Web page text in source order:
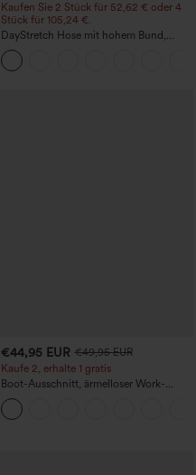
Kaufen Sie 2 Stück für 52,62 € oder 4
Stück für 105,24 €.
DayStretch Hose mit hohem Bund,
Barrel-Leg und Taschen
€44,95 EUR €49,95 EUR
Kaufe 2, erhalte 1 gratis
Boot-Ausschnitt, ärmelloser Work-
Jumpsuit mit seitlicher Bindung,
kühlender Cool-Touch-Effekt, gestreift
und mit Taschen – Easy Peezy Edition